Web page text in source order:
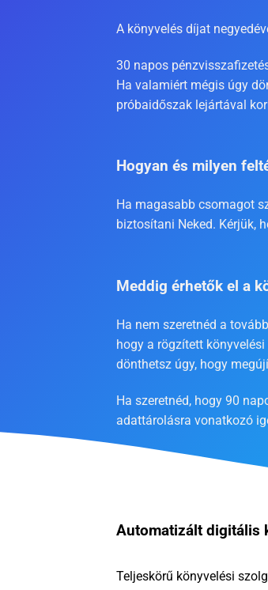
A könyvelés díjat
30 napos
Ha valamiért mégis úgy
próbaidőszak lejártával
Hogyan és milyen
Ha magasabb csomagot
biztosítani Neked. Kérjük,
Meddig érhetők el a
Ha nem szeretnéd a
hogy a rögzített
dönthetsz úgy, hogy
Ha szeretnéd, hogy 90
adattárolásra vonatkozó
Automatizált digitális
Teljeskörű könyvelési